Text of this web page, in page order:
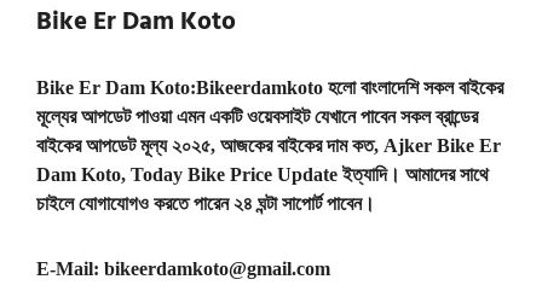
Bike Er Dam Koto
Bike Er Dam Koto:Bikeerdamkoto হলো বাংলাদেশি সকল বাইকের
মূল্যের আপডেট পাওয়া এমন একটি ওয়েবসাইট যেখানে পাবেন সকল ব্রান্ডের
বাইকের আপডেট মূল্য ২০২৫, আজকের বাইকের দাম কত, Ajker Bike Er
Dam Koto, Today Bike Price Update ইত্যাদি। আমাদের সাথে
চাইলে যোগাযোগও করতে পারেন ২৪ ঘন্টা সাপোর্ট পাবেন।
E-Mail: bikeerdamkoto@gmail.com